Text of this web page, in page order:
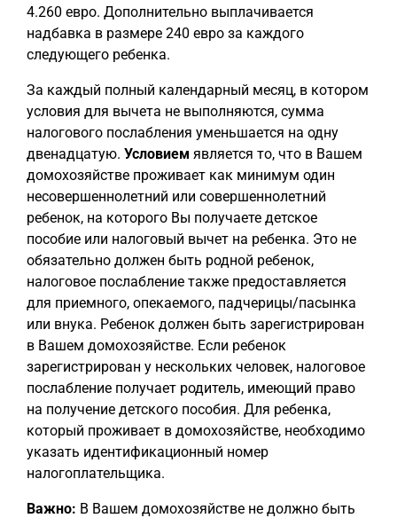
4.260 евро. Дополнительно выплачивается
надбавка в размере 240 евро за каждого
следующего ребенка.
За каждый полный календарный месяц, в котором
условия для вычета не выполняются, сумма
налогового послабления уменьшается на одну
двенадцатую. Условием является то, что в Вашем
домохозяйстве проживает как минимум один
несовершеннолетний или совершеннолетний
ребенок, на которого Вы получаете детское
пособие или налоговый вычет на ребенка. Это не
обязательно должен быть родной ребенок,
налоговое послабление также предоставляется
для приемного, опекаемого, падчерицы/пасынка
или внука. Ребенок должен быть зарегистрирован
в Вашем домохозяйстве. Если ребенок
зарегистрирован у нескольких человек, налоговое
послабление получает родитель, имеющий право
на получение детского пособия. Для ребенка,
который проживает в домохозяйстве, необходимо
указать идентификационный номер
налогоплательщика.
Важно: В Вашем домохозяйстве не должно быть